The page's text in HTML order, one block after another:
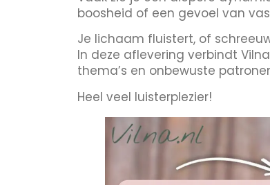
boosheid of een gevoel van
Je lichaam fluistert, of
In deze aflevering verbindt
thema’s en onbewuste
Heel veel luisterplezier!